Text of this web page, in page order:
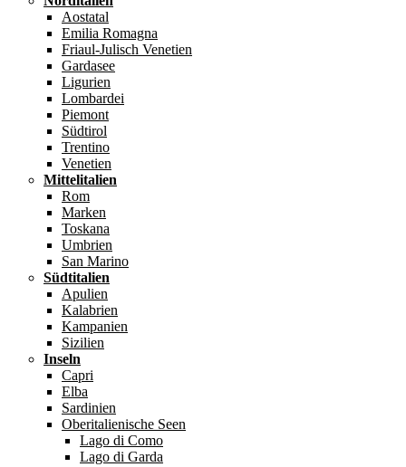
Aostatal
Emilia Romagna
Friaul-Julisch Venetien
Gardasee
Ligurien
Lombardei
Piemont
Südtirol
Trentino
Venetien
Mittelitalien
Rom
Marken
Toskana
Umbrien
San Marino
Südtitalien
Apulien
Kalabrien
Kampanien
Sizilien
Inseln
Capri
Elba
Sardinien
Oberitalienische Seen
Lago di Como
Lago di Garda